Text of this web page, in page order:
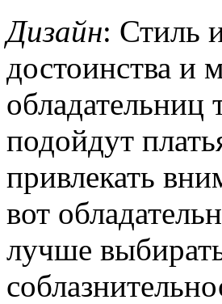
Дизайн: Стиль
достоинства и
подойдут
привлекать
вот
лучше